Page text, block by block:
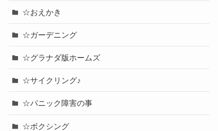
☆おえかき
☆ガーデニング
☆グラナダ版ホームズ
☆サイクリング♪
☆パニック障害の事
☆ボクシング